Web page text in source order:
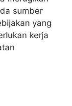
sumber
yang
kerja